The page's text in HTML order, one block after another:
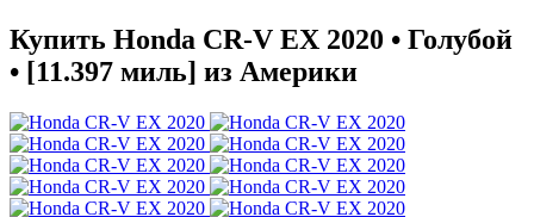
Купить Honda CR-V EX 2020 • Голубой
• [11.397 миль] из Америки